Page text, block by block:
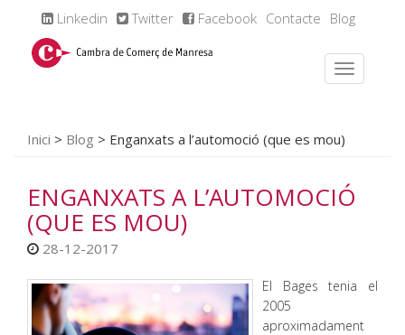
Linkedin Twitter Facebook Contacte Blog
Inici > Blog > Enganxats a l’automoció (que es mou)
ENGANXATS A L’AUTOMOCIÓ
(QUE ES MOU)
28-12-2017
El Bages tenia el
2005
aproximadament